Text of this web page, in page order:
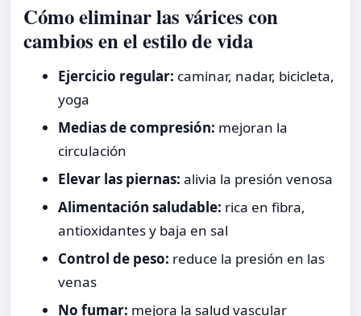
Cómo eliminar las várices con
cambios en el estilo de vida
Ejercicio regular: caminar, nadar, bicicleta,
yoga
Medias de compresión: mejoran la
circulación
Elevar las piernas: alivia la presión venosa
Alimentación saludable: rica en fibra,
antioxidantes y baja en sal
Control de peso: reduce la presión en las
venas
No fumar: mejora la salud vascular